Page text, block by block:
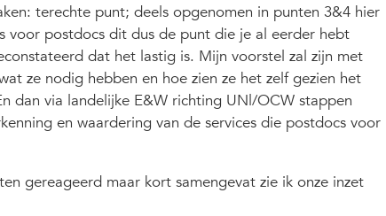
terechte punt; deels opgenomen in punten 3&4 hier
voor postdocs dit dus de punt die je al eerder hebt
dat het lastig is. Mijn voorstel zal zijn met
ze nodig hebben en hoe zien ze het zelf gezien het
dan via landelijke E&W richting UNl/OCW stappen
en waardering van de services die postdocs voor
gereageerd maar kort samengevat zie ik onze inzet